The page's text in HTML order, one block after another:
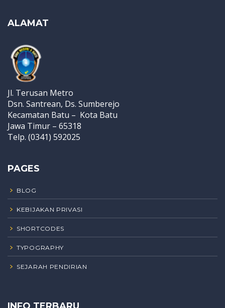
ALAMAT
Jl. Terusan Metro
Dsn. Santrean, Ds. Sumberejo
Kecamatan Batu – Kota Batu
Jawa Timur – 65318
Telp. (0341) 592025
PAGES
BLOG
KEBIJAKAN PRIVASI
SHORTCODES
TYPOGRAPHY
SEJARAH PENDIRIAN